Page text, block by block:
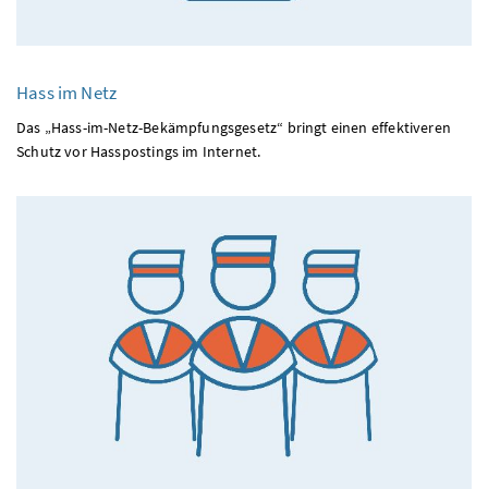
Hass im Netz
Das „Hass-im-Netz-Bekämpfungsgesetz“ bringt einen effektiveren
Schutz vor Hasspostings im Internet.